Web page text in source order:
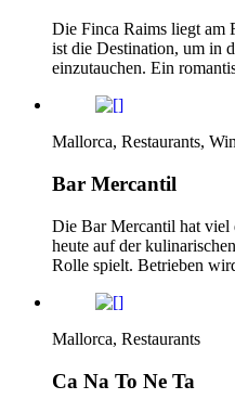
Die Finca Raims liegt am
ist die Destination, um in
einzutauchen. Ein
Mallorca, Restaurants,
Bar Mercantil
Die Bar Mercantil hat viel
heute auf der
Rolle spielt. Betrieben
Mallorca, Restaurants
Ca Na To Ne Ta